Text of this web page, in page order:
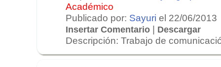
Académico
Publicado por: Sayuri el 22/06/2013
Insertar Comentario | Descargar
Descripción: Trabajo de